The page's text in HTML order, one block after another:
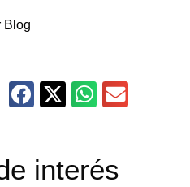
Blog
interés